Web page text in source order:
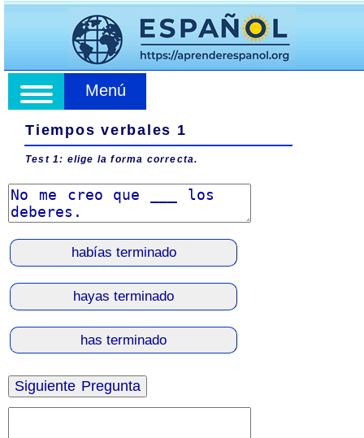
Menú
Tiempos verbales 1
Test 1: elige la forma correcta.